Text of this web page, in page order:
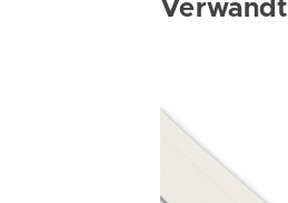
Verwandt